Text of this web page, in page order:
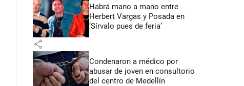
Habrá mano a mano entre
Herbert Vargas y Posada en
‘Sírvalo pues de feria’
share
Condenaron a médico por
abusar de joven en consultorio
del centro de Medellín